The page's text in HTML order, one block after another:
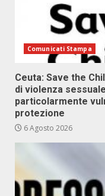
Comunicati Stampa
Ceuta: Save the
di violenza
particolarmente
protezione
6 Agosto 2026